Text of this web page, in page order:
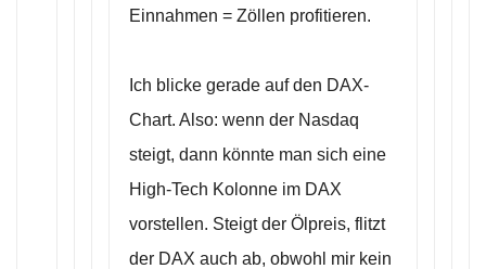
Einnahmen = Zöllen profitieren.
Ich blicke gerade auf den DAX-
Chart. Also: wenn der Nasdaq
steigt, dann könnte man sich eine
High-Tech Kolonne im DAX
vorstellen. Steigt der Ölpreis, flitzt
der DAX auch ab, obwohl mir kein